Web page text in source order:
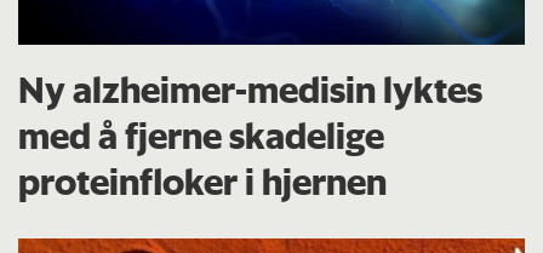
Ny alzheimer-medisin lyktes
med å fjerne skadelige
proteinfloker i hjernen